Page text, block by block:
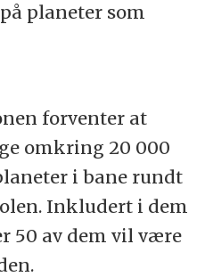
planeter som
forventer at
omkring 20 000
i bane rundt
Inkludert i dem
50 av dem vil være